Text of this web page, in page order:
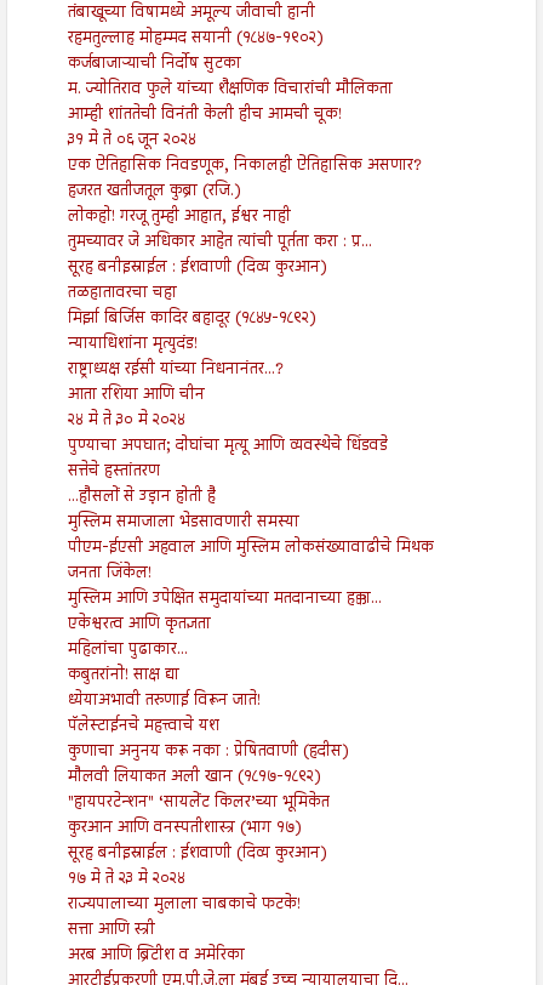
तंबाखूच्या विषामध्ये अमूल्य जीवाची हानी
रहमतुल्लाह मोहम्मद सयानी (१८४७-१९०२)
कर्जबाजाऱ्याची निर्दोष सुटका
म. ज्योतिराव फुले यांच्या शैक्षणिक विचारांची मौलिकता
आम्ही शांततेची विनंती केली हीच आमची चूक!
३१ मे ते ०६ जून २०२४
एक ऐतिहासिक निवडणूक, निकालही ऐतिहासिक असणार?
हजरत खतीजतूल कुब्रा (रजि.)
लोकहो! गरजू तुम्ही आहात, ईश्वर नाही
तुमच्यावर जे अधिकार आहेत त्यांची पूर्तता करा : प्र...
सूरह बनीइस्राईल : ईशवाणी (दिव्य कुरआन)
तळहातावरचा चहा
मिर्झा बिर्जिस कादिर बहादूर (१८४५-१८९२)
न्यायाधिशांना मृत्युदंड!
राष्ट्राध्यक्ष रईसी यांच्या निधनानंतर...?
आता रशिया आणि चीन
२४ मे ते ३० मे २०२४
पुण्याचा अपघात; दोघांचा मृत्यू आणि व्यवस्थेचे धिंडवडे
सत्तेचे हस्तांतरण
...हौसलों से उड़ान होती है
मुस्लिम समाजाला भेडसावणारी समस्या
पीएम-ईएसी अहवाल आणि मुस्लिम लोकसंख्यावाढीचे मिथक
जनता जिंकेल!
मुस्लिम आणि उपेक्षित समुदायांच्या मतदानाच्या हक्का...
एकेश्वरत्व आणि कृतज्ञता
महिलांचा पुढाकार...
कबुतरांनो! साक्ष द्या
ध्येयाअभावी तरुणाई विरून जाते!
पॅलेस्टाईनचे महत्त्वाचे यश
कुणाचा अनुनय करू नका : प्रेषितवाणी (हदीस)
मौलवी लियाकत अली खान (१८१७-१८९२)
"हायपरटेन्शन" ‘सायलेंट किलर’च्या भूमिकेत
कुरआन आणि वनस्पतीशास्त्र (भाग १७)
सूरह बनीइस्राईल : ईशवाणी (दिव्य कुरआन)
१७ मे ते २३ मे २०२४
राज्यपालाच्या मुलाला चाबकाचे फटके!
सत्ता आणि स्त्री
अरब आणि ब्रिटीश व अमेरिका